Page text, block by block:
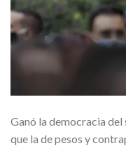
Ganó la democracia
que la de pesos y